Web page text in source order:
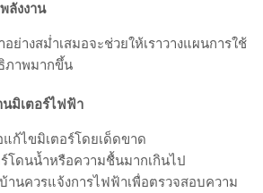
ลังงาน
ย่างสม่ำเสมอจะช่วยให้เราวางแผนการใช้
ภาพมากขึ้น
นมิเตอร์ไฟฟ้า
ก้ไขมิเตอร์โดยเด็ดขาด
ร์โดนน้ำหรือความชื้นมากเกินไป
านควรแจ้งการไฟฟ้าเพื่อตรวจสอบความ